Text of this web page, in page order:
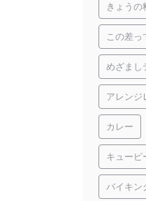
きょうの
この差
めざまし
アレンジ
カレー
キューピ
バイキン